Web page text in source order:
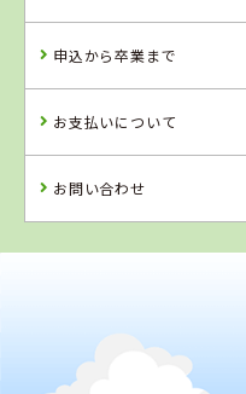
詳 細
車学校
予 約
申込から卒業まで
お支払いについて
お問い合わせ